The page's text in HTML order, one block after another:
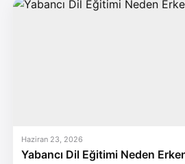
Haziran 23, 2026
Yabancı Dil Eğitimi Neden